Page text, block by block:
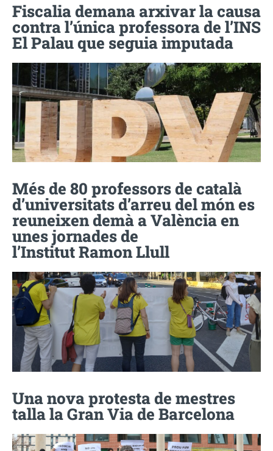
Fiscalia demana arxivar la causa
contra l’única professora de l’INS
El Palau que seguia imputada
Més de 80 professors de català
d’universitats d’arreu del món es
reuneixen demà a València en
unes jornades de
l’Institut Ramon Llull
Una nova protesta de mestres
talla la Gran Via de Barcelona